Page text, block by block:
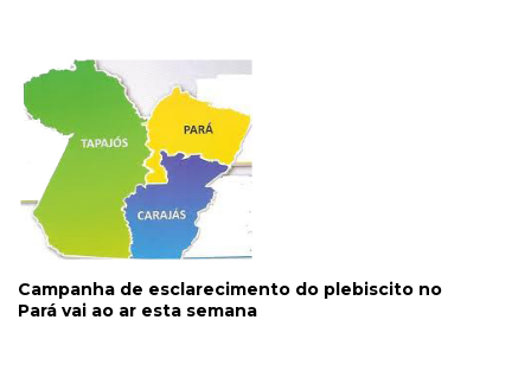
Campanha de esclarecimento do plebiscito no
Pará vai ao ar esta semana